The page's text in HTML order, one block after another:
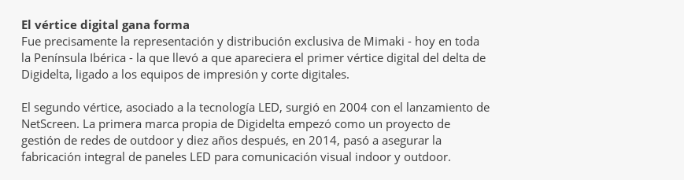
El vértice digital gana forma
Fue precisamente la representación y distribución exclusiva de Mimaki - hoy en toda
la Península Ibérica - la que llevó a que apareciera el primer vértice digital del delta de
Digidelta, ligado a los equipos de impresión y corte digitales.
El segundo vértice, asociado a la tecnología LED, surgió en 2004 con el lanzamiento de
NetScreen. La primera marca propia de Digidelta empezó como un proyecto de
gestión de redes de outdoor y diez años después, en 2014, pasó a asegurar la
fabricación integral de paneles LED para comunicación visual indoor y outdoor.